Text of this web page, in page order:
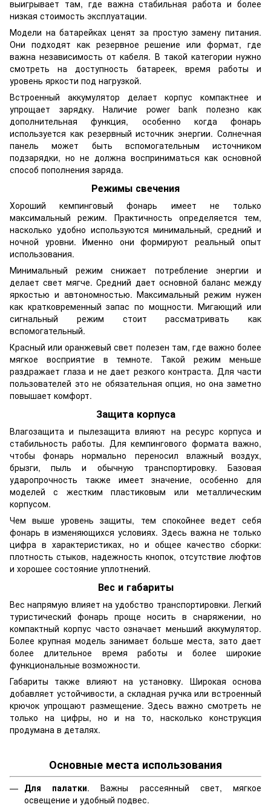
выигрывает там, где важна стабильная работа и более
низкая стоимость эксплуатации.
Модели на батарейках ценят за простую замену питания.
Они подходят как резервное решение или формат, где
важна независимость от кабеля. В такой категории нужно
смотреть на доступность батареек, время работы и
уровень яркости под нагрузкой.
Встроенный аккумулятор делает корпус компактнее и
упрощает зарядку. Наличие power bank полезно как
дополнительная функция, особенно когда фонарь
используется как резервный источник энергии. Солнечная
панель может быть вспомогательным источником
подзарядки, но не должна восприниматься как основной
способ пополнения заряда.
Режимы свечения
Хороший кемпинговый фонарь имеет не только
максимальный режим. Практичность определяется тем,
насколько удобно используются минимальный, средний и
ночной уровни. Именно они формируют реальный опыт
использования.
Минимальный режим снижает потребление энергии и
делает свет мягче. Средний дает основной баланс между
яркостью и автономностью. Максимальный режим нужен
как кратковременный запас по мощности. Мигающий или
сигнальный режим стоит рассматривать как
вспомогательный.
Красный или оранжевый свет полезен там, где важно более
мягкое восприятие в темноте. Такой режим меньше
раздражает глаза и не дает резкого контраста. Для части
пользователей это не обязательная опция, но она заметно
повышает комфорт.
Защита корпуса
Влагозащита и пылезащита влияют на ресурс корпуса и
стабильность работы. Для кемпингового формата важно,
чтобы фонарь нормально переносил влажный воздух,
брызги, пыль и обычную транспортировку. Базовая
ударопрочность также имеет значение, особенно для
моделей с жестким пластиковым или металлическим
корпусом.
Чем выше уровень защиты, тем спокойнее ведет себя
фонарь в изменяющихся условиях. Здесь важна не только
цифра в характеристиках, но и общее качество сборки:
плотность стыков, надежность кнопок, отсутствие люфтов
и хорошее состояние уплотнений.
Вес и габариты
Вес напрямую влияет на удобство транспортировки. Легкий
туристический фонарь проще носить в снаряжении, но
компактный корпус часто означает меньший аккумулятор.
Более крупная модель занимает больше места, зато дает
более длительное время работы и более широкие
функциональные возможности.
Габариты также влияют на установку. Широкая основа
добавляет устойчивости, а складная ручка или встроенный
крючок упрощают размещение. Здесь важно смотреть не
только на цифры, но и на то, насколько конструкция
продумана в деталях.
Основные места использования
Для палатки. Важны рассеянный свет, мягкое
освещение и удобный подвес.